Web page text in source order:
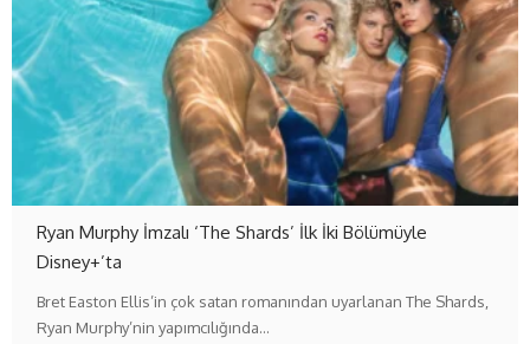
Ryan Murphy İmzalı ‘The Shards’ İlk İki Bölümüyle
Disney+’ta
Bret Easton Ellis’in çok satan romanından uyarlanan The Shards,
Ryan Murphy’nin yapımcılığında…